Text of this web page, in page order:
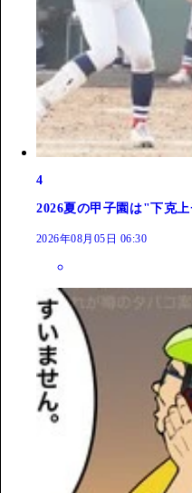
4
2026夏の甲子園は"下克
2026年08月05日 06:30